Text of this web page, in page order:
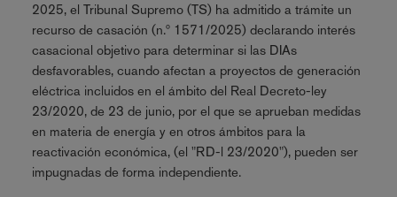
2025, el Tribunal Supremo (TS) ha admitido a trámite un
recurso de casación (n.º 1571/2025) declarando interés
casacional objetivo para determinar si las DIAs
desfavorables, cuando afectan a proyectos de generación
eléctrica incluidos en el ámbito del Real Decreto-ley
23/2020, de 23 de junio, por el que se aprueban medidas
en materia de energía y en otros ámbitos para la
reactivación económica, (el "RD-l 23/2020"), pueden ser
impugnadas de forma independiente.